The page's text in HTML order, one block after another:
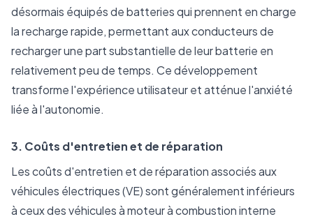
désormais équipés de batteries qui prennent en charge
la recharge rapide, permettant aux conducteurs de
recharger une part substantielle de leur batterie en
relativement peu de temps. Ce développement
transforme l'expérience utilisateur et atténue l'anxiété
liée à l'autonomie.
3. Coûts d'entretien et de réparation
Les coûts d'entretien et de réparation associés aux
véhicules électriques (VE) sont généralement inférieurs
à ceux des véhicules à moteur à combustion interne